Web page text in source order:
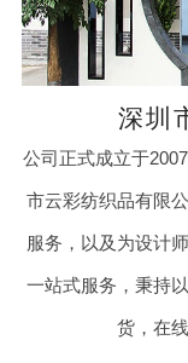
深圳
公司正式成立于
市云彩纺织品有限
服务，以及为设计
一站式服务，秉持
货，在